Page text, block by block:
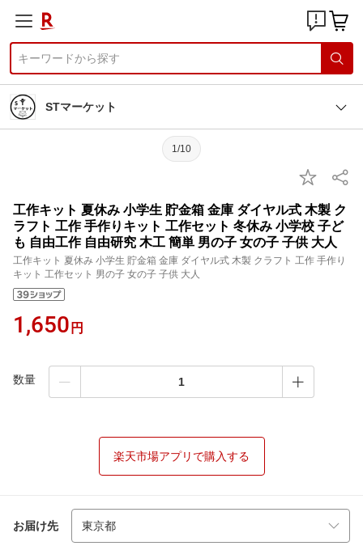
STマーケット
1/10
工作キット 夏休み 小学生 貯金箱 金庫 ダイヤル式 木製 ク
ラフト 工作 手作りキット 工作セット 冬休み 小学校 子ど
も 自由工作 自由研究 木工 簡単 男の子 女の子 子供 大人
工作キット 夏休み 小学生 貯金箱 金庫 ダイヤル式 木製 クラフト 工作 手作り
キット 工作セット 男の子 女の子 子供 大人
1,650 円
数量
楽天市場アプリで購入する
お届け先